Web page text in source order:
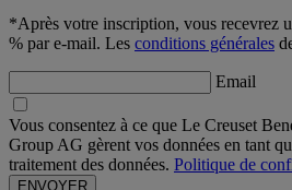
*Après votre inscription, vous recevrez
% par e-mail. Les conditions générales
Email
Vous consentez à ce que Le Creuset
Group AG gèrent vos données en tant
traitement des données. Politique de